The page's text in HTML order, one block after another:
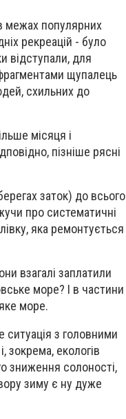
межах популярних
рекреацій - було
відступали, для
щупалець
схильних до
місяця і
пізніше рясні
заток) до всього
про систематичні
яка ремонтується
взагалі заплатили
море? І в частини
море.
ситуація з головними
зокрема, екологів
зниження солоності,
зиму є ну дуже